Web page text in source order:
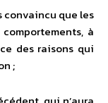
convaincu que les
à
des raisons qui
;